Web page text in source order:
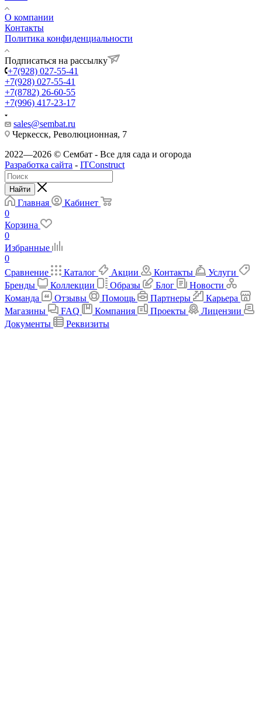
О компании
Контакты
Политика конфиденциальности
Подписаться на рассылку
+7(928) 027-55-41
+7(928) 027-55-41
+7(8782) 26-60-55
+7(996) 417-23-17
sales@sembat.ru
Черкесск, Революционная, 7
2022—2026 © Сембат - Все для сада и огорода
Разработка сайта - ITConstruct
Найти
Главная
Кабинет
0
Корзина
0
Избранные
0
Сравнение
Каталог Акции Контакты
Услуги
Бренды
Коллекции Образы Блог
Новости
Команда
Отзывы Помощь Партнеры
Карьера
Магазины
FAQ Компания Проекты
Лицензии
Документы
Реквизиты